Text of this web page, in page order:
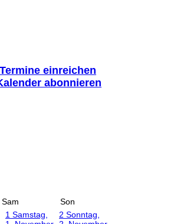
einreichen
abonnieren
Sam
Son
1 Samstag,
2 Sonntag,